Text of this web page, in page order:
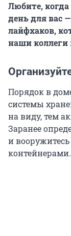
Любите,
день для вас
лайфхаков,
наши коллеги
Порядок в
системы
на виду, тем
Заранее
и
контейнерами.